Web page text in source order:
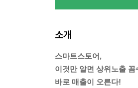
소개
스마트스토어,
이것만 알면 상위노출
바로 매출이 오른다!